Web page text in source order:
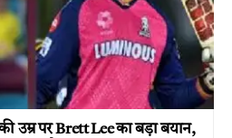
उम्र पर Brett Lee का बड़ा बयान,